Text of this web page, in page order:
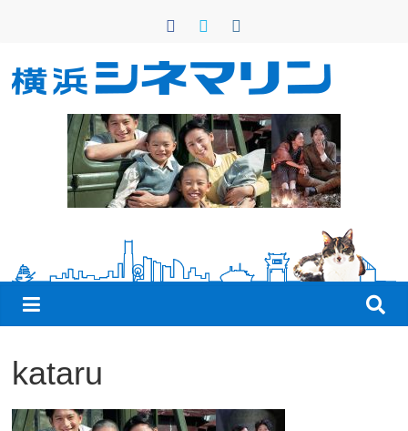
ン
横
ネ
マ
リ
ン
kataru